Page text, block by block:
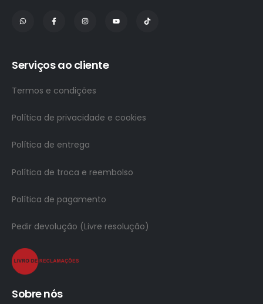
Serviços ao cliente
Termos e condições
Política de privacidade e cookies
Política de entrega
Política de troca e reembolso
Política de pagamento
Pedir devolução (Livre resolução)
Sobre nós